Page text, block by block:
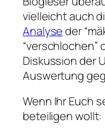
vielleicht auch
Analyseder
“verschlochen”
Diskussion der
Auswertung
Wenn Ihr Euch
beteiligen wollt: